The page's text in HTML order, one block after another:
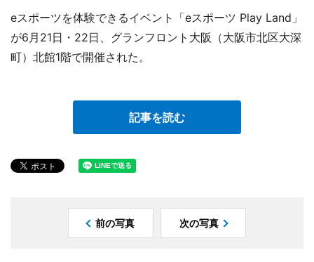
eスポーツを体験できるイベント「eスポーツ Play Land」
が6月21日・22日、グランフロント大阪（大阪市北区大深
町）北館1階で開催された。
記事を読む
前の写真 次の写真